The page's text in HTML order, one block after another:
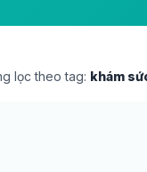
lọc theo tag: khám